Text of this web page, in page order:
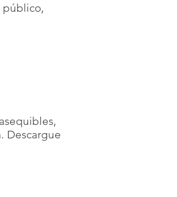
público,
Descargue